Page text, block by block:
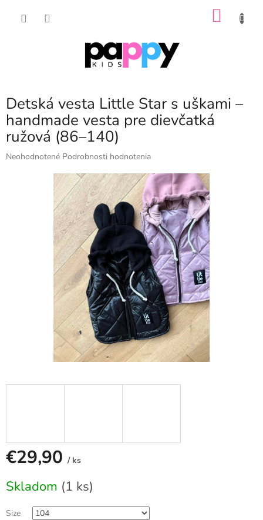
Detská vesta Little Star s uškami –
handmade vesta pre dievčatká
ružová (86–140)
Priemerné
Neohodnotené Podrobnosti hodnotenia
€29,90 / ks
cena:
Skladom (1 ks)
Size